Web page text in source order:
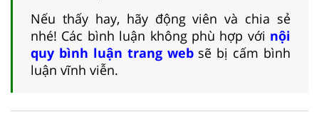
Nếu thấy hay, hãy động viên và chia sẻ
nhé! Các bình luận không phù hợp với nội
quy bình luận trang websẽ bị cấm bình
luận vĩnh viễn.